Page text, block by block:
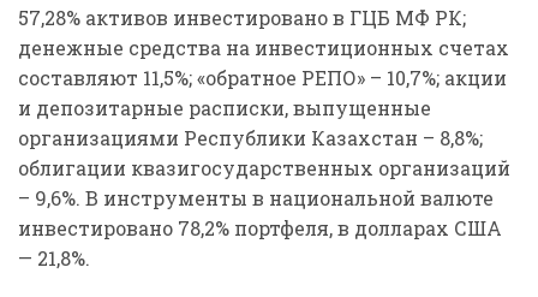
57,28% активов инвестировано в ГЦБ МФ РК;
денежные средства на инвестиционных счетах
составляют 11,5%; «обратное РЕПО» – 10,7%; акции
и депозитарные расписки, выпущенные
организациями Республики Казахстан – 8,8%;
облигации квазигосударственных организаций
– 9,6%. В инструменты в национальной валюте
инвестировано 78,2% портфеля, в долларах США
— 21,8%.